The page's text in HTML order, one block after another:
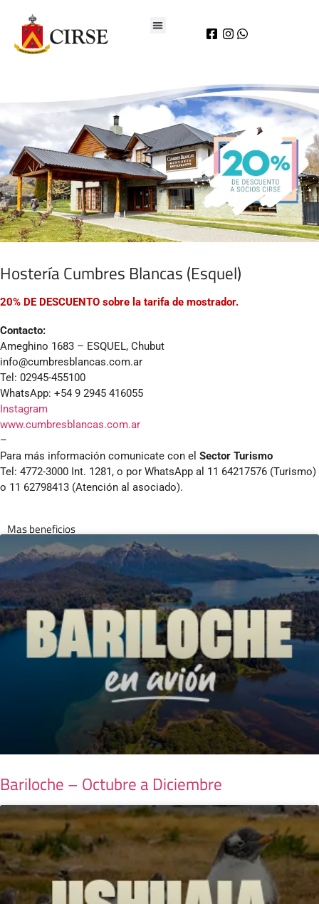
Hostería Cumbres Blancas (Esquel)
20% DE DESCUENTO sobre la tarifa de mostrador.
Contacto:
Ameghino 1683 – ESQUEL, Chubut
info@cumbresblancas.com.ar
Tel: 02945-455100
WhatsApp: +54 9 2945 416055
Instagram
www.cumbresblancas.com.ar
–
Para más información comunicate con el Sector Turismo
Tel: 4772-3000 Int. 1281, o por WhatsApp al 11 64217576 (Turismo)
o 11 62798413 (Atención al asociado).
Mas beneficios
Bariloche – Octubre a Diciembre